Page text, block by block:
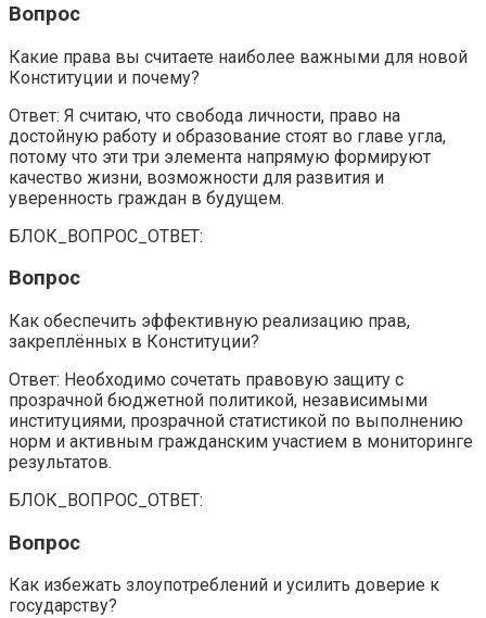
Вопрос
Какие права вы считаете наиболее важными для новой
Конституции и почему?
Ответ: Я считаю, что свобода личности, право на
достойную работу и образование стоят во главе угла,
потому что эти три элемента напрямую формируют
качество жизни, возможности для развития и
уверенность граждан в будущем.
БЛОК_ВОПРОС_ОТВЕТ:
Вопрос
Как обеспечить эффективную реализацию прав,
закреплённых в Конституции?
Ответ: Необходимо сочетать правовую защиту с
прозрачной бюджетной политикой, независимыми
институциями, прозрачной статистикой по выполнению
норм и активным гражданским участием в мониторинге
результатов.
БЛОК_ВОПРОС_ОТВЕТ:
Вопрос
Как избежать злоупотреблений и усилить доверие к
государству?